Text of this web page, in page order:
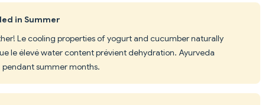
in Summer
Le cooling properties of yogurt and cucumber naturally
le élevé water content prévient dehydration. Ayurveda
summer months.